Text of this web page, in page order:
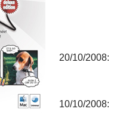
20/10/2008:
10/10/2008: